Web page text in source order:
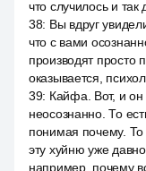
что случилось и
38: Вы вдруг
что с вами
производят просто
оказывается,
39: Кайфа. Вот, и он
неосознанно. То
понимая почему. То
эту хуйню уже
например, почему